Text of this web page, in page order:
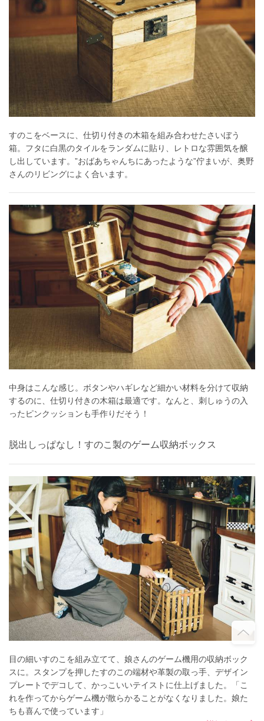
すのこをベースに、仕切り付きの木箱を組み合わせたさいぼう
箱。フタに白黒のタイルをランダムに貼り、レトロな雰囲気を醸
し出しています。”おばあちゃんちにあったような”佇まいが、奥野
さんのリビングによく合います。
中身はこんな感じ。ボタンやハギレなど細かい材料を分けて収納
するのに、仕切り付きの木箱は最適です。なんと、刺しゅうの入
ったピンクッションも手作りだそう！
脱出しっぱなし！すのこ製のゲーム収納ボックス
目の細いすのこを組み立てて、娘さんのゲーム機用の収納ボック
スに。スタンプを押したすのこの端材や革製の取っ手、デザイン
プレートでデコして、かっこいいテイストに仕上げました。「こ
れを作ってからゲーム機が散らかることがなくなりました。娘た
ちも喜んで使っています」